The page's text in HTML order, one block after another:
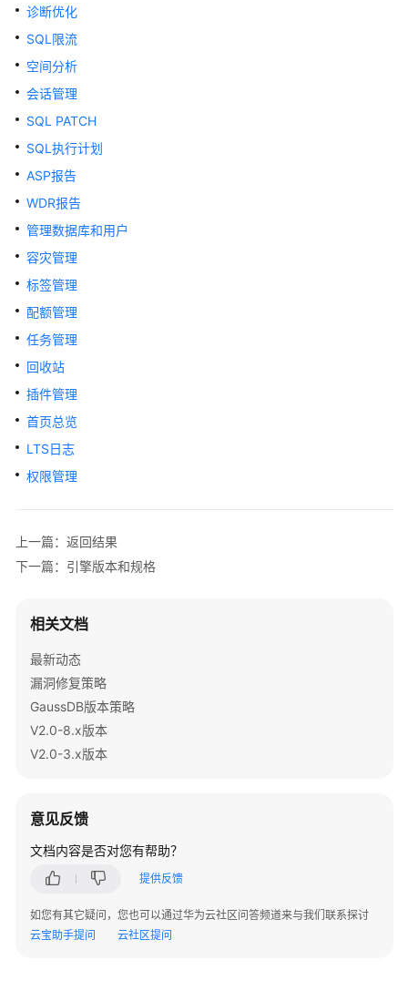
明
速
入
用
户
南
开
指
南
优
指
南
参
考
佳
实
性
白
皮
书
使
用
必
读
诊断优化
SQL限流
空间分析
会话管理
SQL PATCH
SQL执行计划
ASP报告
WDR报告
管理数据库和用户
容灾管理
标签管理
配额管理
任务管理
回收站
插件管理
首页总览
LTS日志
权限管理
上一篇：返回结果
下一篇：引擎版本和规格
相关文档
最新动态
漏洞修复策略
GaussDB版本策略
V2.0-8.x版本
V2.0-3.x版本
意见反馈
文档内容是否对您有帮助？
提供反馈
如您有其它疑问，您也可以通过华为云社区问答频道来与我们联系探讨
云宝助手提问
云社区提问